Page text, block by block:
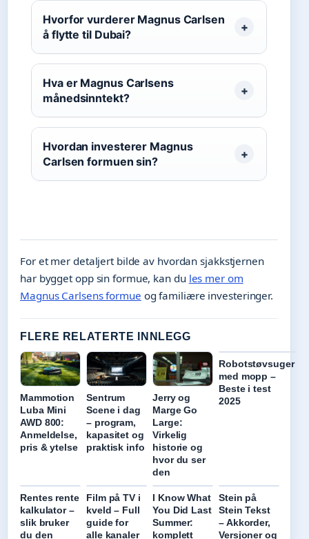
Hvorfor vurderer Magnus Carlsen
å flytte til Dubai?
Hva er Magnus Carlsens
månedsinntekt?
Hvordan investerer Magnus
Carlsen formuen sin?
For et mer detaljert bilde av hvordan sjakkstjernen
har bygget opp sin formue, kan du les mer om
Magnus Carlsens formue og familiære investeringer.
FLERE RELATERTE INNLEGG
Mammotion
Luba Mini
AWD 800:
Anmeldelse,
pris & ytelse
Sentrum
Scene i dag
– program,
kapasitet og
praktisk info
Jerry og
Marge Go
Large:
Virkelig
historie og
hvor du ser
den
Robotstøvsuger
med mopp –
Beste i test
2025
Rentes rente
kalkulator –
slik bruker
du den
Film på TV i
kveld – Full
guide for
alle kanaler
I Know What
You Did Last
Summer:
komplett
Stein på
Stein Tekst
– Akkorder,
Versjoner og